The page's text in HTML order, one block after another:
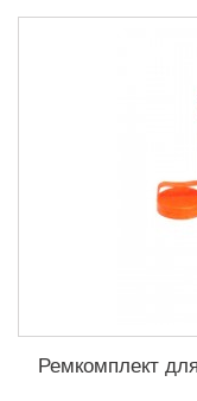
Ремкомплект